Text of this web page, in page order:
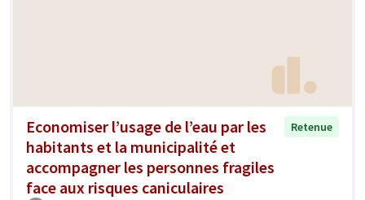
Economiser l’usage de l’eau par les
habitants et la municipalité et
accompagner les personnes fragiles
face aux risques caniculaires
Retenue